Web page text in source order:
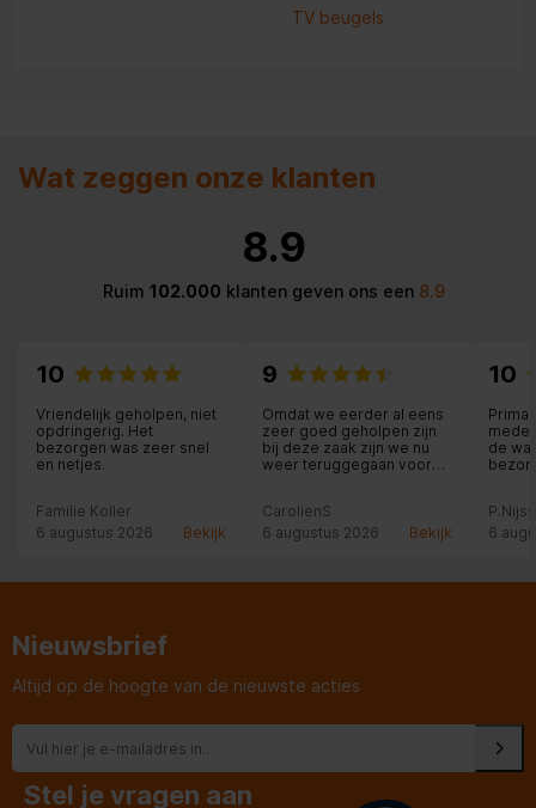
TV beugels
Wat zeggen onze klanten
8.9
Ruim 102.000 klanten geven ons een8.9
10
Vriendelijk geholpen, niet
opdringerig. Het
bezorgen was zeer snel
en netjes.
Familie Koller
6 augustus 2026
Bekijk
9
Omdat we eerder al eens
zeer goed geholpen zijn
bij deze zaak zijn we nu
weer teruggegaan voor
duurder dan via internet
(ca. 14 euro) maar dan heb
dat zeker waard.
CarolienS
6 augustus 2026
Bekijk
10
Prima
de
6
Nieuwsbrief
Altijd op de hoogte van de nieuwste acties
Stel je vragen aan